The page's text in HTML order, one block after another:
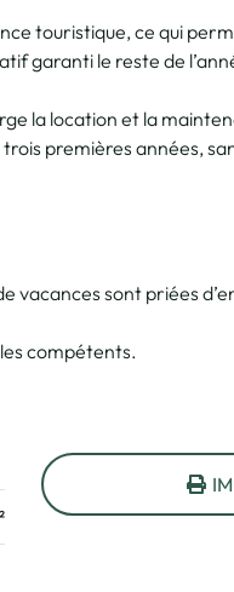
touristique, ce qui
garanti le reste de
la location et la
premières années,
vacances sont priées
compétents.